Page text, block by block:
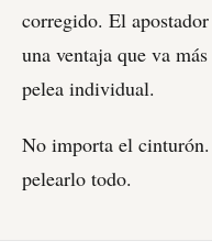
corregido. El
una ventaja que va
pelea individual.
No importa el
pelearlo todo.